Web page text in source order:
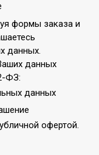
формы заказа и
данных.
данных
ФЗ:
данных
офертой.